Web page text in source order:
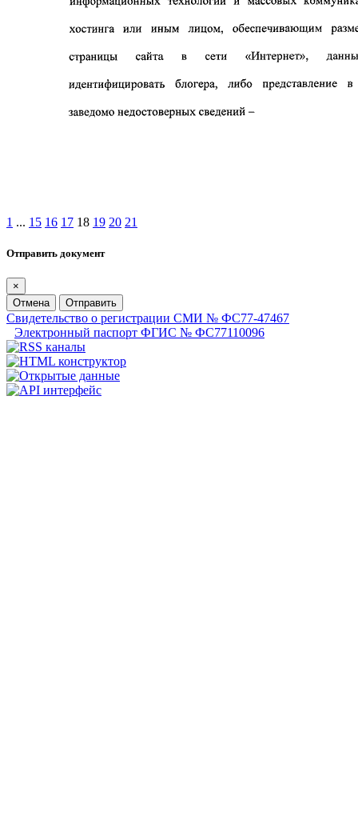
1 ... 15 16 17 18 19 20 21
Отправить документ
×
Отмена
Отправить
Свидетельство о регистрации СМИ № ФС77-47467
Электронный паспорт ФГИС № ФС77110096